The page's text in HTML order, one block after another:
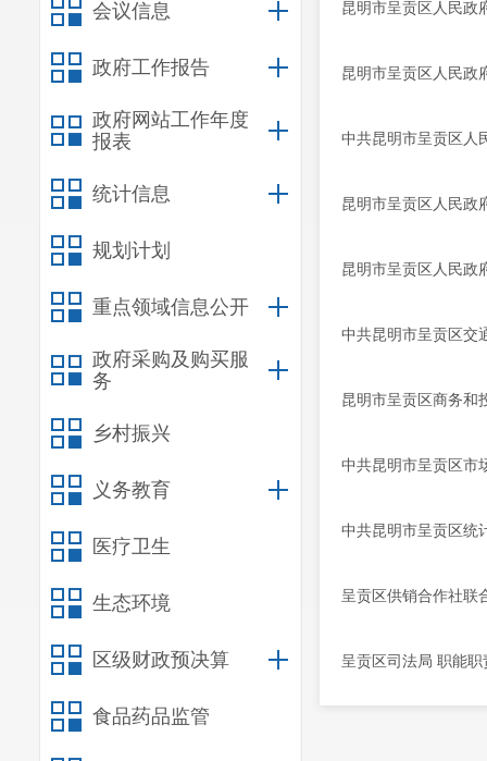
会议信息
政府工作报告
政府网站工作年度
报表
统计信息
规划计划
重点领域信息公开
政府采购及购买服
务
乡村振兴
义务教育
医疗卫生
生态环境
区级财政预决算
食品药品监管
昆明市呈贡区人民政
昆明市呈贡区人民政
中共昆明市呈贡区人
昆明市呈贡区人民政
昆明市呈贡区人民政
中共昆明市呈贡区交
昆明市呈贡区商务和
中共昆明市呈贡区市
中共昆明市呈贡区统
呈​贡区供销合作社联
呈贡区司法局 职能